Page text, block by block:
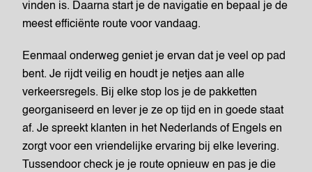
vinden is. Daarna start je de navigatie en bepaal je de
meest efficiënte route voor vandaag.
Eenmaal onderweg geniet je ervan dat je veel op pad
bent. Je rijdt veilig en houdt je netjes aan alle
verkeersregels. Bij elke stop los je de pakketten
georganiseerd en lever je ze op tijd en in goede staat
af. Je spreekt klanten in het Nederlands of Engels en
zorgt voor een vriendelijke ervaring bij elke levering.
Tussendoor check je je route opnieuw en pas je die